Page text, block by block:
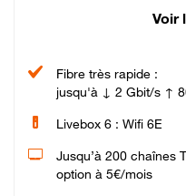
Voir
Fibre très rapide :
jusqu'à ↓ 2 Gbit/s ↑
Livebox 6 : Wifi 6E
Jusqu’à 200 chaînes
option à 5€/mois